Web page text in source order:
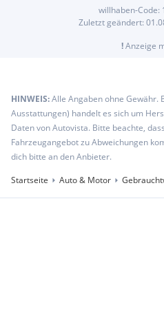
willhaben-Code:
Zuletzt geändert:
!Anzeige
HINWEIS:Alle Angaben ohne Gewähr.
Ausstattungen) handelt es sich um
Daten von Autovista. Bitte beachte,
Fahrzeugangebot zu Abweichungen
dich bitte an den Anbieter.
Startseite
Auto & Motor